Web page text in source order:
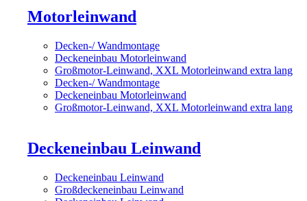
Motorleinwand
Decken-/ Wandmontage
Deckeneinbau Motorleinwand
Großmotor-Leinwand, XXL Motorleinwand extra lang
Decken-/ Wandmontage
Deckeneinbau Motorleinwand
Großmotor-Leinwand, XXL Motorleinwand extra lang
Deckeneinbau Leinwand
Deckeneinbau Leinwand
Großdeckeneinbau Leinwand